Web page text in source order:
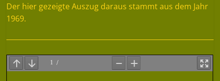
Der hier gezeigte Auszug daraus stammt aus dem Jahr
1969.